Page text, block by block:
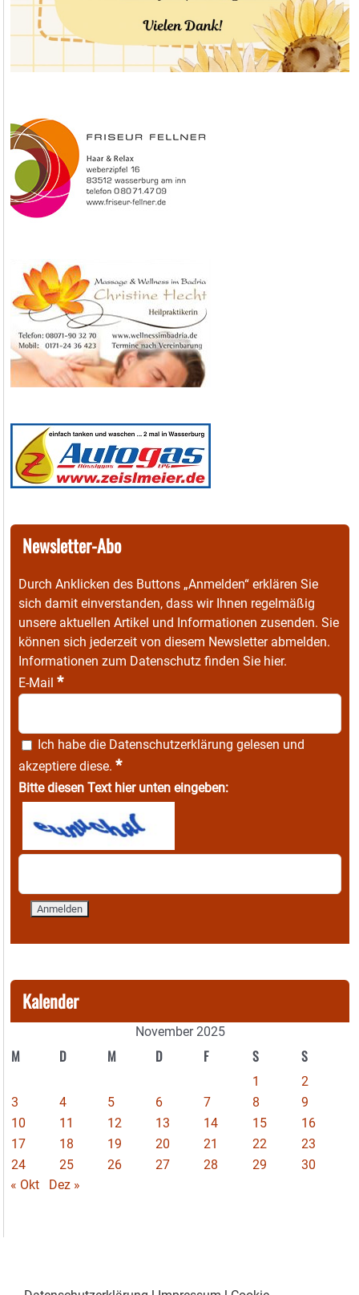
Newsletter-Abo
Durch Anklicken des Buttons „Anmelden“ erklären Sie
sich damit einverstanden, dass wir Ihnen regelmäßig
unsere aktuellen Artikel und Informationen zusenden. Sie
können sich jederzeit von diesem Newsletter abmelden.
Informationen zum Datenschutz finden Sie hier.
E-Mail *
Ich habe die Datenschutzerklärung gelesen und
akzeptiere diese. *
Bitte diesen Text hier unten eingeben:
Kalender
November 2025
M D M D F S S
1
2
3
4 5 6 7 8
9
10
11 12 13 14 15
16
17
18 19 20 21 22
23
24
25 26 27 28 29
30
« Okt
Dez »